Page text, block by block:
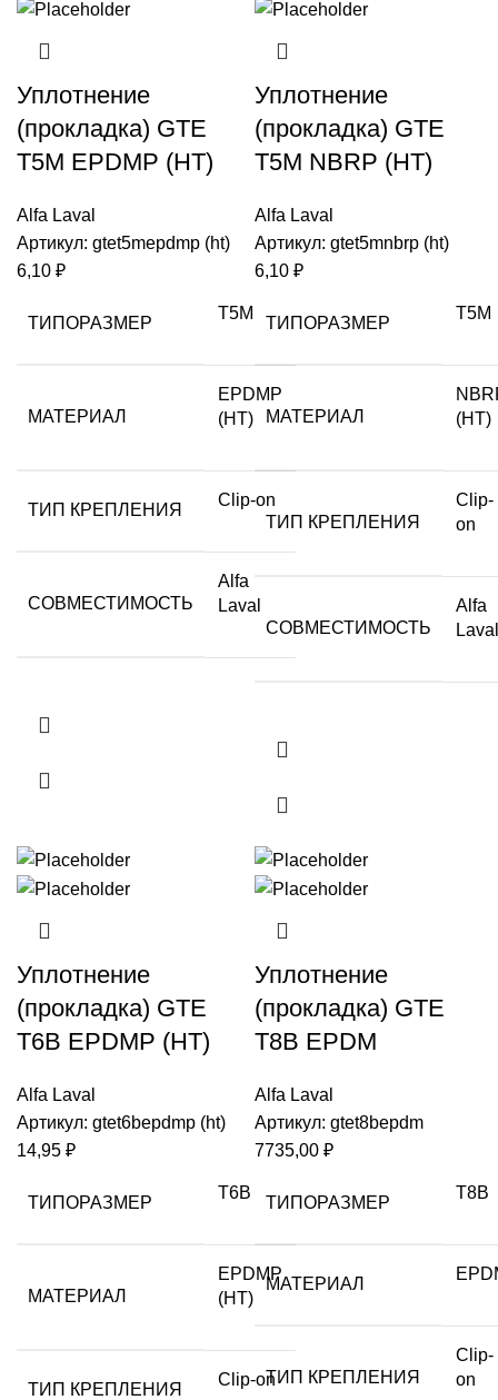
Уплотнение
(прокладка) GTE
T5M EPDMP (HT)
Alfa Laval
Артикул: gtet5mepdmp (ht)
6,10 ₽
ТИПОРАЗМЕР
T5M
МАТЕРИАЛ
EPDMP
(HT)
ТИП КРЕПЛЕНИЯ
Clip-on
СОВМЕСТИМОСТЬ
Alfa
Laval
Уплотнение
(прокладка) GTE
T5M NBRP (HT)
Alfa Laval
Артикул: gtet5mnbrp (ht)
6,10 ₽
ТИПОРАЗМЕР
T5M
МАТЕРИАЛ
(HT)
ТИП КРЕПЛЕНИЯ
Clip-
on
СОВМЕСТИМОСТЬ
Alfa
Laval
Уплотнение
(прокладка) GTE
T6B EPDMP (HT)
Alfa Laval
Артикул: gtet6bepdmp (ht)
14,95 ₽
ТИПОРАЗМЕР
T6B
МАТЕРИАЛ
EPDMP
(HT)
ТИП КРЕПЛЕНИЯ
Clip-on
Уплотнение
(прокладка) GTE
T8B EPDM
Alfa Laval
Артикул: gtet8bepdm
7735,00 ₽
ТИПОРАЗМЕР
T8B
МАТЕРИАЛ
ТИП КРЕПЛЕНИЯ
Clip-
on